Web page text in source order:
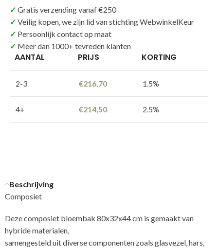
Gratis verzending vanaf €250
Veilig kopen, we zijn lid van stichting WebwinkelKeur
Persoonlijk contact op maat
Meer dan 1000+ tevreden klanten
AANTAL PRIJS KORTING
2-3 €216,70 1.5%
4+ €214,50 2.5%
Beschrijving
Composiet
Deze composiet bloembak 80x32x44 cm is gemaakt van
hybride materialen,
samengesteld uit diverse componenten zoals glasvezel, hars,